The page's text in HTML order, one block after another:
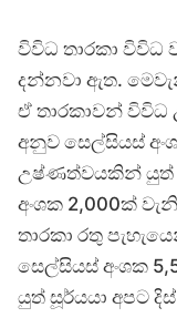
විවිධ තාරකා
දන්නවා ඇත.
ඒ තාරකාවන්
අනුව සෙල්සියස්
උෂ්ණත්වයකින් යුත්
අංශක 2,000ක්
තාරකා රතු
සෙල්සියස් අංශක
යුත් සූර්යයා අපට